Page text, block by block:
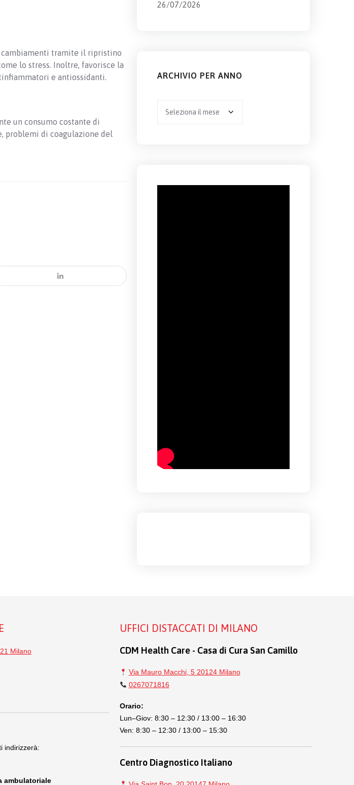
cambiamenti tramite il ripristino
lo stress. Inoltre, favorisce la
e antiossidanti.
un consumo costante di
problemi di coagulazione del
26/07/2026
ARCHIVIO PER ANNO
per
Milano
indirizzerà:
ambulatoriale
UFFICI DISTACCATI DI MILANO
CDM Health Care - Casa di Cura San Camillo
Via Mauro Macchi, 5 20124 Milano
0267071816
Orario:
Lun–Giov: 8:30 – 12:30 / 13:00 – 16:30
Ven: 8:30 – 12:30 / 13:00 – 15:30
Centro Diagnostico Italiano